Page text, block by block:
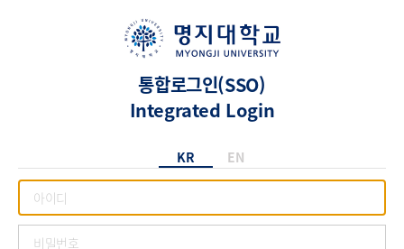
통합로그인(SSO)
Integrated Login
KR EN